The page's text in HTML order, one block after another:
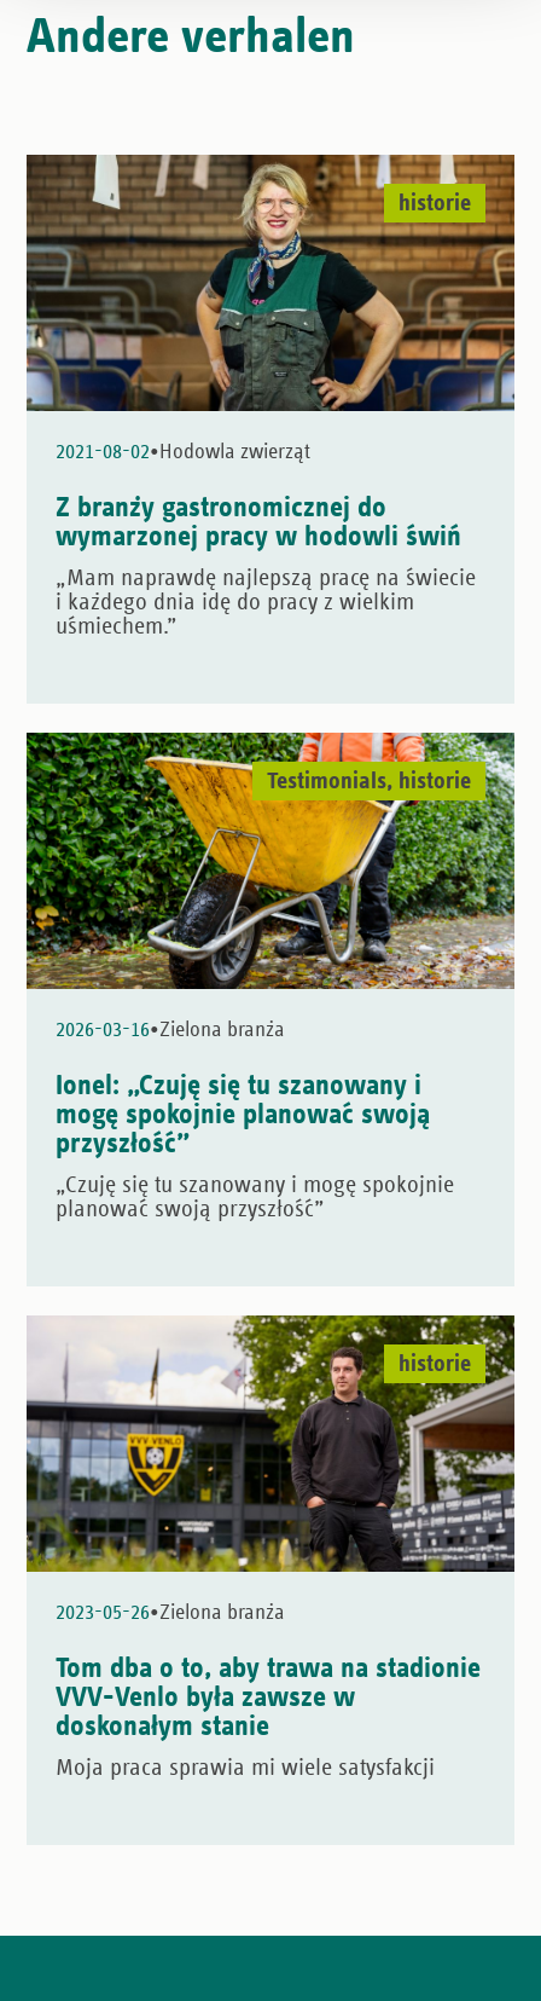
Andere verhalen
historie
2021-08-02• Hodowla zwierząt
Z branży gastronomicznej do
wymarzonej pracy w hodowli świń
„Mam naprawdę najlepszą pracę na świecie
i każdego dnia idę do pracy z wielkim
uśmiechem.”
Testimonials, historie
2026-03-16•Zielona branża
Ionel: „Czuję się tu szanowany i
mogę spokojnie planować swoją
przyszłość”
„Czuję się tu szanowany i mogę spokojnie
planować swoją przyszłość”
historie
2023-05-26•Zielona branża
Tom dba o to, aby trawa na stadionie
VVV-Venlo była zawsze w
doskonałym stanie
Moja praca sprawia mi wiele satysfakcji